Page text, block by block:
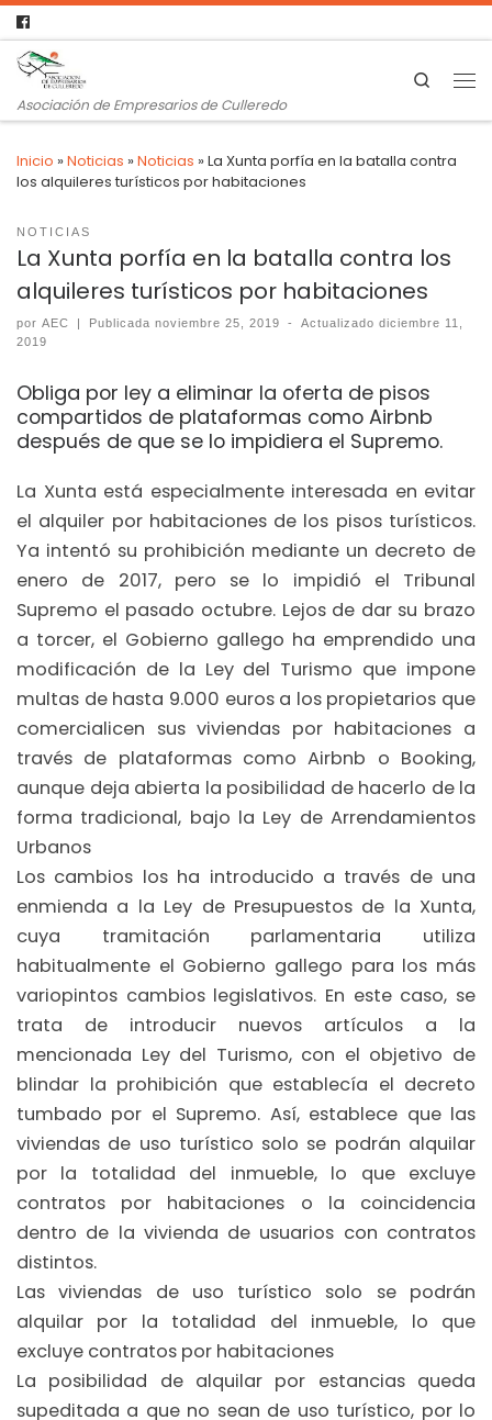
Asociación de Empresarios de Culleredo
Search
Inicio »Noticias »Noticias »La Xunta porfía en la batalla contra
los alquileres turísticos por habitaciones
NOTICIAS
La Xunta porfía en la batalla contra los
alquileres turísticos por habitaciones
por AEC | Publicadanoviembre 25, 2019 - Actualizadodiciembre 11,
2019
Obliga por ley a eliminar la oferta de pisos
compartidos de plataformas como Airbnb
después de que se lo impidiera el Supremo.
La Xunta está especialmente interesada en evitar
el alquiler por habitaciones de los pisos turísticos.
Ya intentó su prohibición mediante un decreto de
enero de 2017, pero se lo impidió el Tribunal
Supremo el pasado octubre. Lejos de dar su brazo
a torcer, el Gobierno gallego ha emprendido una
modificación de la Ley del Turismo que impone
multas de hasta 9.000 euros a los propietarios que
comercialicen sus viviendas por habitaciones a
través de plataformas como Airbnb o Booking,
aunque deja abierta la posibilidad de hacerlo de la
forma tradicional, bajo la Ley de Arrendamientos
Urbanos
Los cambios los ha introducido a través de una
enmienda a la Ley de Presupuestos de la Xunta,
cuya tramitación parlamentaria utiliza
habitualmente el Gobierno gallego para los más
variopintos cambios legislativos. En este caso, se
trata de introducir nuevos artículos a la
mencionada Ley del Turismo, con el objetivo de
blindar la prohibición que establecía el decreto
tumbado por el Supremo. Así, establece que las
viviendas de uso turístico solo se podrán alquilar
por la totalidad del inmueble, lo que excluye
contratos por habitaciones o la coincidencia
dentro de la vivienda de usuarios con contratos
distintos.
Las viviendas de uso turístico solo se podrán
alquilar por la totalidad del inmueble, lo que
excluye contratos por habitaciones
La posibilidad de alquilar por estancias queda
supeditada a que no sean de uso turístico, por lo